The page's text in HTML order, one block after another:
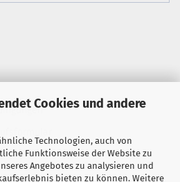
Cookies und andere
Technologien, auch von
Funktionsweise der Website zu
Angebotes zu analysieren und
bieten zu können. Weitere